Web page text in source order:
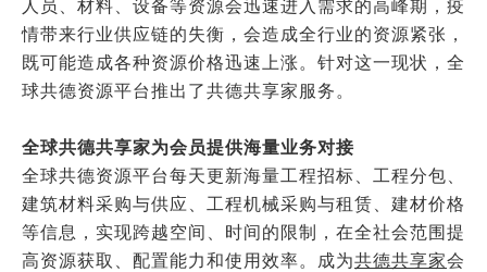
人员、材料、设备等资源会迅速进入需求的高峰期，疫
情带来行业供应链的失衡，会造成全行业的资源紧张，
既可能造成各种资源价格迅速上涨。针对这一现状， 全
球共德资源平台推出了共德共享家 服务。
全球共德共享家为会员提供海量业务对接
全球共德资源平台每天更新海量工程招标 、工程分包、
建筑材料采购与供应、工程机械采购与租赁、建材价格
等信息，实现跨越空间、时间的限制，在全社会范围提
高资源获取、配置能力和使用效率。成为共德共享家会